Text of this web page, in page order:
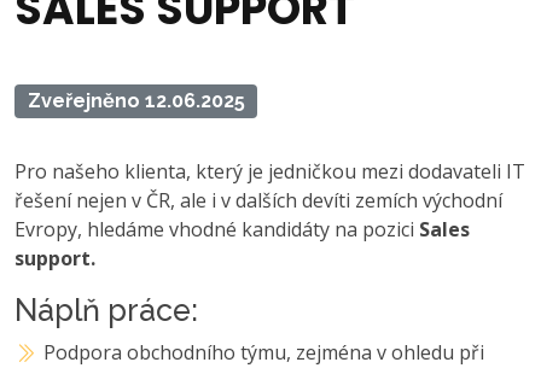
Zveřejněno 12.06.2025
Pro našeho klienta, který je jedničkou mezi dodavateli IT
řešení nejen v ČR, ale i v dalších devíti zemích východní
Evropy, hledáme vhodné kandidáty na pozici Sales
support.
Náplň práce:
Podpora obchodního týmu, zejména v ohledu při